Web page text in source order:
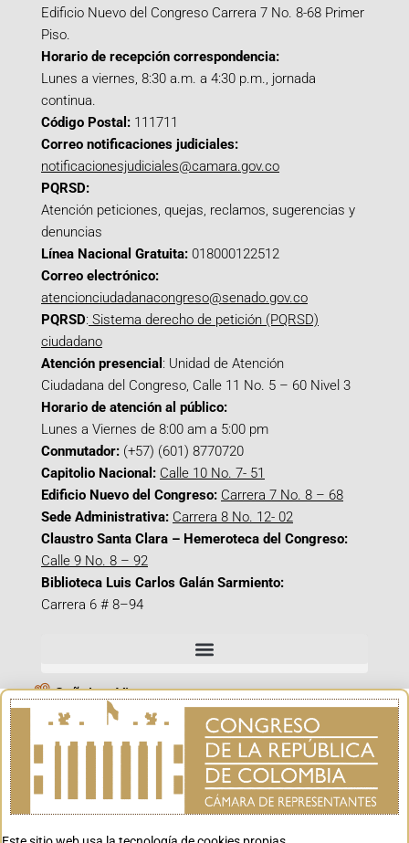
Edificio Nuevo del Congreso Carrera 7 No. 8-68 Primer
Piso.
Horario de recepción correspondencia:
Lunes a viernes, 8:30 a.m. a 4:30 p.m., jornada
continua.
Código Postal: 111711
Correo notificaciones judiciales:
notificacionesjudiciales@camara.gov.co
PQRSD:
Atención peticiones, quejas, reclamos, sugerencias y
denuncias
Línea Nacional Gratuita: 018000122512
Correo electrónico:
atencionciudadanacongreso@senado.gov.co
PQRSD: Sistema derecho de petición (PQRSD)
ciudadano
Atención presencial : Unidad de Atención
Ciudadana del Congreso, Calle 11 No. 5 – 60 Nivel 3
Horario de atención al público:
Lunes a Viernes de 8:00 am a 5:00 pm
Conmutador: (+57) (601) 8770720
Capitolio Nacional: Calle 10 No. 7- 51
Edificio Nuevo del Congreso: Carrera 7 No. 8 – 68
Sede Administrativa: Carrera 8 No. 12- 02
Claustro Santa Clara – Hemeroteca del Congreso:
Calle 9 No. 8 – 92
Biblioteca Luis Carlos Galán Sarmiento:
Carrera 6 # 8–94
Señal en Vivo
Facebook_@CamaraColombia
Instagram_@CamaraColombia
X_@CamaraColombia
Youtube_@CamaraColombia
Tiktok_@CamaraColombia